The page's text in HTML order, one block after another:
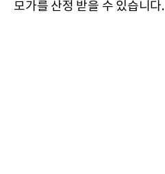
모가를 산정 받을 수 있습니다.